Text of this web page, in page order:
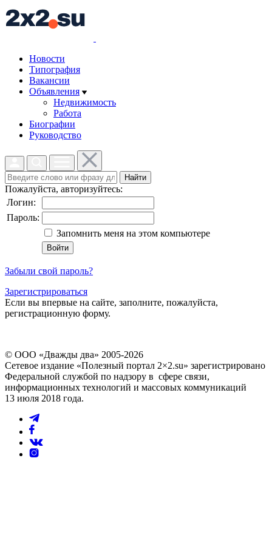
Новости
Типография
Вакансии
Объявления
Недвижимость
Работа
Биографии
Руководство
Найти
Пожалуйста, авторизуйтесь:
Логин:
Пароль:
Запомнить меня на этом компьютере
Забыли свой пароль?
Зарегистрироваться
Если вы впервые на сайте, заполните, пожалуйста,
регистрационную форму.
© ООО «Дважды два» 2005-2026
Сетевое издание «Полезный портал 2×2.su» зарегистрировано
Федеральной службой по надзору в сфере связи,
информационных технологий и массовых коммуникаций
13 июля 2018 года.